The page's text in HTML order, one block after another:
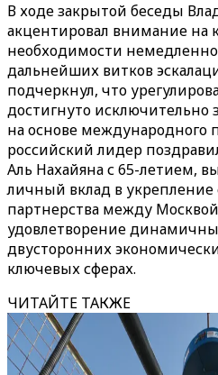
В ходе закрытой беседы
акцентировал внимание на
необходимости
дальнейших витков
подчеркнул, что
достигнуто исключительно
на основе международного
российский лидер
Аль Нахайяна с 65-летием,
личный вклад в укрепление
партнерства между
удовлетворение
двусторонних
ключевых сферах.
ЧИТАЙТЕ ТАКЖЕ